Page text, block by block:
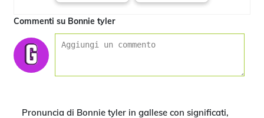
Commenti su Bonnie tyler
Pronuncia di Bonnie tyler in gallese con significati,